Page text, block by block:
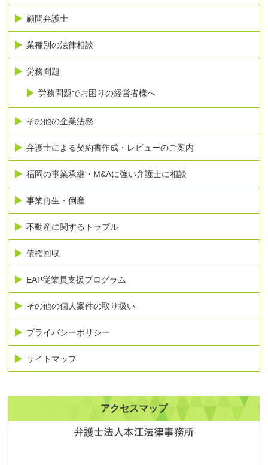
顧問弁護士
業種別の法律相談
労務問題
労務問題でお困りの経営者様へ
その他の企業法務
弁護士による契約書作成・レビューのご案内
福岡の事業承継・M&Aに強い弁護士に相談
事業再生・倒産
不動産に関するトラブル
債権回収
EAP従業員支援プログラム
その他の個人案件の取り扱い
プライバシーポリシー
サイトマップ
アクセスマップ